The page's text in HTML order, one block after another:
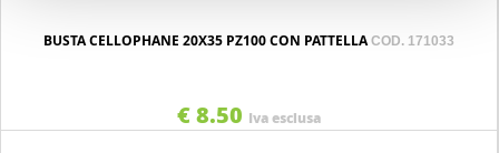
BUSTA CELLOPHANE 20X35 PZ100 CON PATTELLACOD. 171033
€ 8.50 Iva esclusa